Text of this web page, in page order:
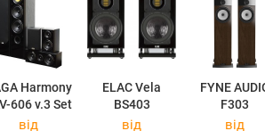
Harmony
606 v.3 Set
ELAC Vela
BS403
FYNE
F303
від
від
від